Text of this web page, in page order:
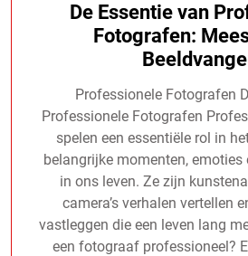
De Essentie van
Fotografen:
Professionele Fotografen
Professionele Fotografen
spelen een essentiële rol in
belangrijke momenten, emoties
in ons leven. Ze zijn
camera’s verhalen vertellen
vastleggen die een leven lang
een fotograaf professioneel?